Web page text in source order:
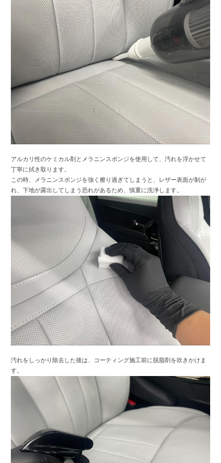
アルカリ性のケミカル剤とメラニンスポンジを使用して、汚れを浮かせて
丁寧に拭き取ります。
この時、メラニンスポンジを強く擦り過ぎてしまうと、レザー表面が剝が
れ、下地が露出してしまう恐れがあるため、慎重に洗浄します。
汚れをしっかり除去した後は、コーティング施工前に脱脂剤を吹きかけま
す。